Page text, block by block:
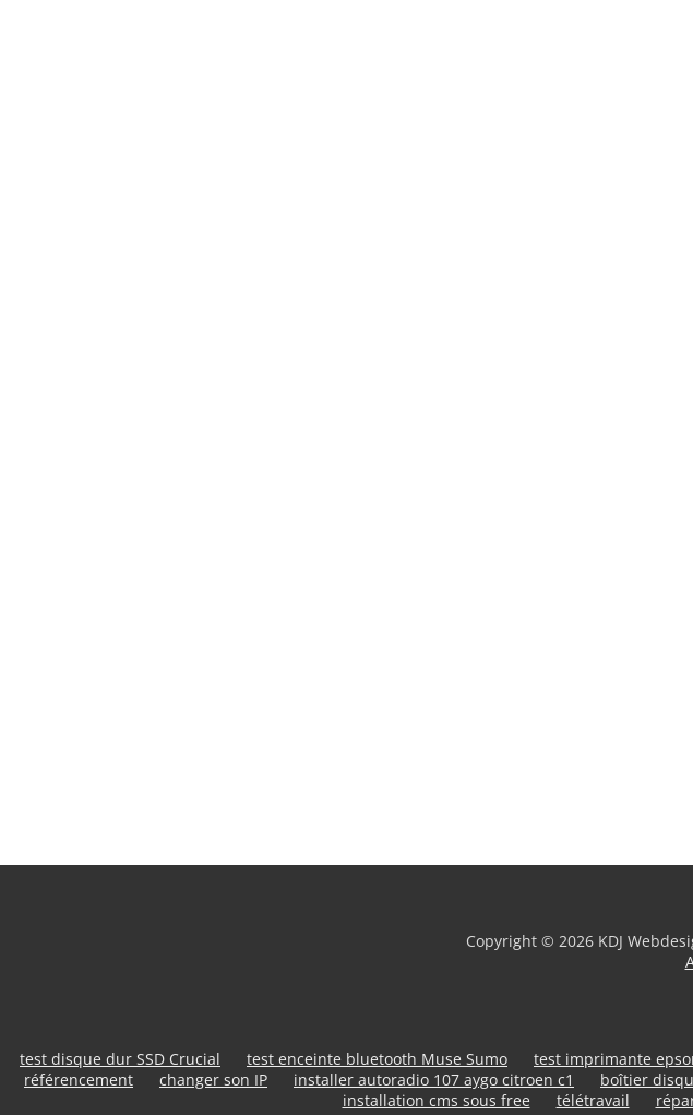
Copyright © 2026 KDJ
test disque dur SSD Crucial test enceinte bluetooth Muse Sumo test imprimante
référencement
changer son IP installer autoradio 107 aygo citroen c1 boîtier
installation cms sous free
télétravail